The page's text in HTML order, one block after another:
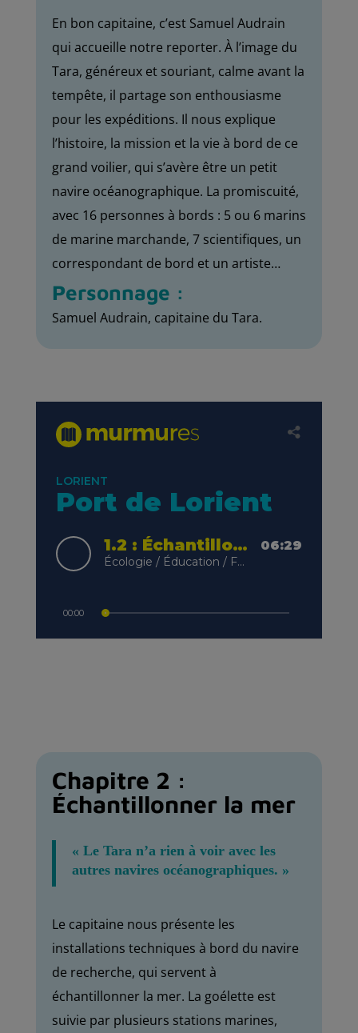
En bon capitaine, c’est Samuel Audrain
qui accueille notre reporter. À l’image du
Tara, généreux et souriant, calme avant la
tempête, il partage son enthousiasme
pour les expéditions. Il nous explique
l’histoire, la mission et la vie à bord de ce
grand voilier, qui s’avère être un petit
navire océanographique. La promiscuité,
avec 16 personnes à bords : 5 ou 6 marins
de marine marchande, 7 scientifiques, un
correspondant de bord et un artiste…
Personnage :
Samuel Audrain, capitaine du Tara.
Chapitre 2 :
Échantillonnerla mer
« Le Tara n’a rien à voir avec les
autres navires océanographiques. »
Le capitaine nous présente les
installations techniques à bord du navire
de recherche, qui servent à
échantillonner la mer. La goélette est
suivie par plusieurs stations marines,